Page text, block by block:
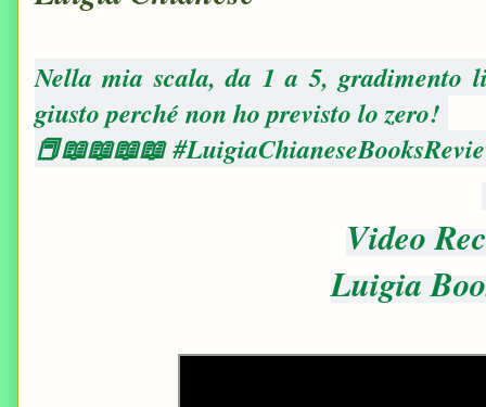
Nella mia scala, da 1 a 5, gradimento
giusto perché non ho previsto lo zero!
📕📖📖📖📖
Video
Luigia